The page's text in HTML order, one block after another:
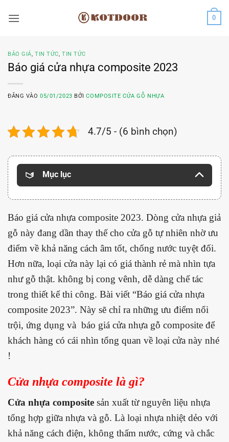
qua
0
BÁO GIÁ,TIN TỨC,TIN TỨC
Báo giá cửa nhựa composite 2023
ĐĂNG VÀO05/01/2023 BỞICOMPOSITE CỬA GỖ NHỰA
4.7/5 - (6 bình chọn)
Mục lục
Báo giá cửa nhựa composite 2023. Dòng cửa nhựa giả
gỗ này đang dần thay thế cho cửa gỗ tự nhiên nhờ ưu
điểm về khả năng cách âm tốt, chống nước tuyệt đối.
Hơn nữa, loại cửa này lại có giá thành rẻ mà nhìn tựa
như gỗ thật. không bị cong vênh, dễ dàng chế tác
trong thiết kế thi công. Bài viết “Báo giá cửa nhựa
composite 2023”. Này sẽ chỉ ra những ưu điểm nổi
trội, ứng dụng và báo giá cửa nhựa gỗ composite để
khách hàng có cái nhìn tổng quan về loại cửa này nhé
!
Cửa nhựa composite là gì?
Cửa nhựa composite sản xuất từ nguyên liệu nhựa
tổng hợp giữa nhựa và gỗ. Là loại nhựa nhiệt dẻo với
khả năng cách điện, không thấm nước, cứng và chắc